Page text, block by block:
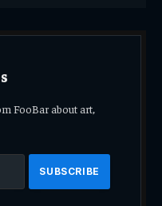
FooBar about art,